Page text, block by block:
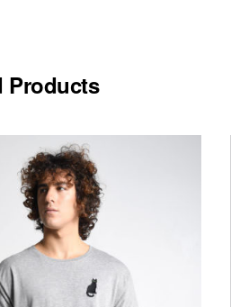
Products